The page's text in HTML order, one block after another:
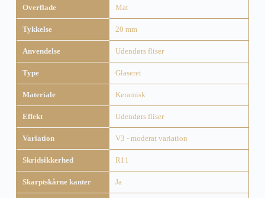
Overflade Mat
Tykkelse 20 mm
Anvendelse Udendørs fliser
Type Glaseret
Materiale Keramisk
Effekt Udendørs fliser
Variation V3 - moderat variation
Skridsikkerhed R11
Skarptskårne kanter Ja